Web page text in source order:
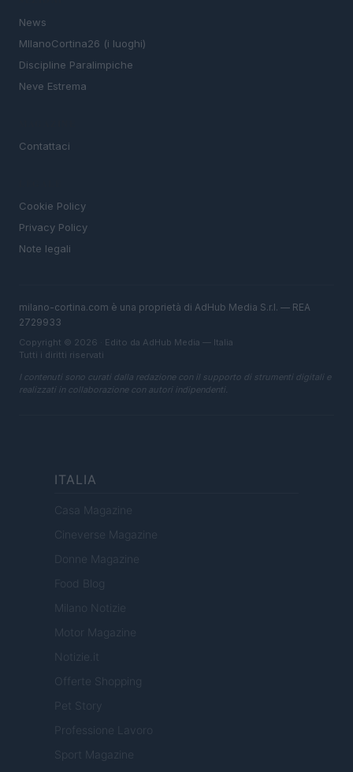
News
MIlanoCortina26 (i luoghi)
Discipline Paralimpiche
Neve Estrema
Contattaci
Cookie Policy
Privacy Policy
Note legali
milano-cortina.com è una proprietà di AdHub Media S.r.l. — REA
2729933
Copyright © 2026 · Edito da AdHub Media — Italia
Tutti i diritti riservati
I contenuti sono curati dalla redazione con il supporto di strumenti digitali e
realizzati in collaborazione con autori indipendenti.
ITALIA
Casa Magazine
Cineverse Magazine
Donne Magazine
Food Blog
Milano Notizie
Motor Magazine
Notizie.it
Offerte Shopping
Pet Story
Professione Lavoro
Sport Magazine